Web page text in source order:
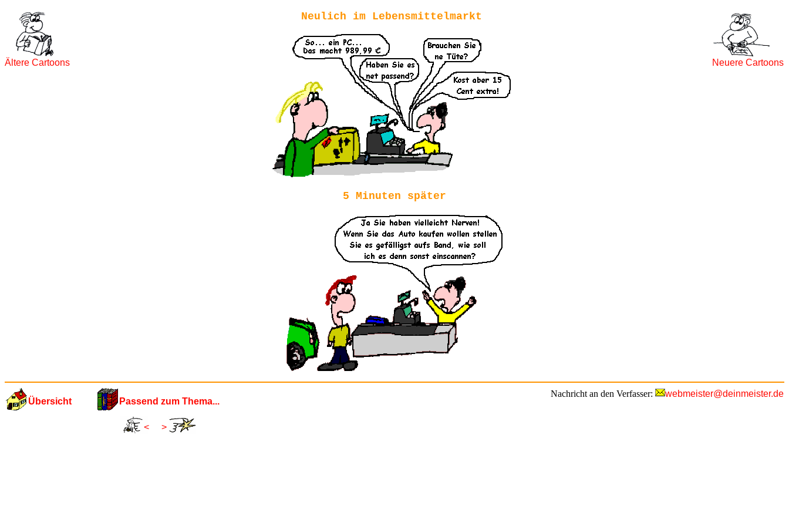
Ältere Cartoons Neuere Cartoons
Neulich im Lebensmittelmarkt
5 Minuten später
Nachricht an den Verfasser: webmeister@deinmeister.de
Übersicht Passend zum Thema...
< >